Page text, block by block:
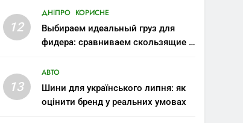
12
ДНІПРО КОРИСНЕ
Выбираем идеальный груз для
фидера: сравниваем скользящие и
13
АВТО
Шини для українського липня: як
оцінити бренд у реальних умовах